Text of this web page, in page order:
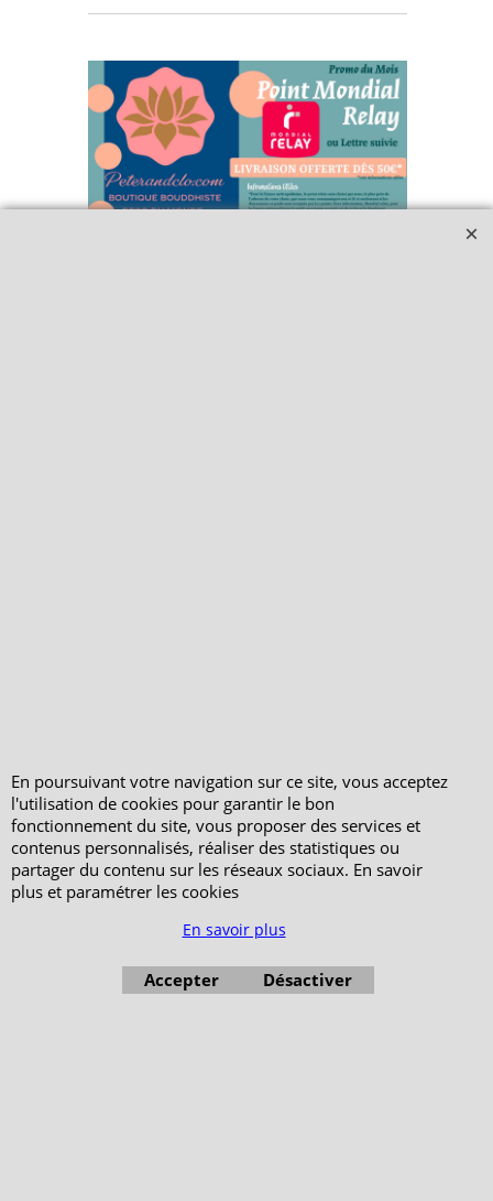
En poursuivant votre navigation sur ce site, vous acceptez
l'utilisation de cookies pour garantir le bon
fonctionnement du site, vous proposer des services et
contenus personnalisés, réaliser des statistiques ou
partager du contenu sur les réseaux sociaux. En savoir
plus et paramétrer les cookies
En savoir plus
Accepter Désactiver